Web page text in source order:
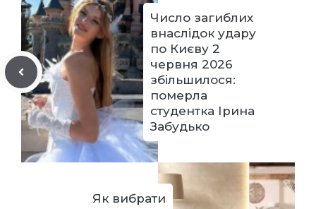
Число загиблих
внаслідок удару
по Києву 2
червня 2026
збільшилося:
померла
студентка Ірина
Забудько
Як вибрати